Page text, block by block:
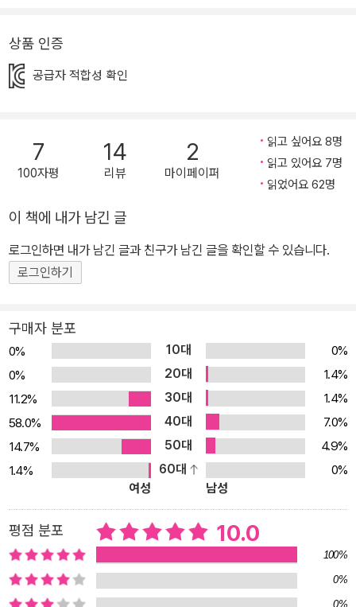
도 없지만, 막야구부 아이들은 야구 모자와 맨주먹만으로 자기들만의
는 야구공을 쏙쏙 잡지도 못하지만, 그래도 창피해하거나 기죽지 않
에 담긴 당차고 활달한 기운을 읽을 수 있다. 교실과 학원에 갇힌 아이
들에게 만루 홈런처럼 시원한 이야기가 되어 줄 작품이다. 나를 위해,
야구부 아이들은 예상치 못한 난관에 부딪힌다. 야구부 감독이 방과
서 쫓아내려 하는 것이다. 감독은 아이들을 어르기도 하고 학교를 대
표하는 야구부를 위해 운동장을 ‘양보’하라고 강요하기도 한다. 아이
기도 한다. 막야구부 아이들은 기발한 방법을 찾아내서 운동장을 지
키려 애쓴다. 아이들과 운동장 사이를 가로막고 있는 벽은 비단 야구
부 감독만이 아니다. 아이들에게는 학교가 끝나자마자 달려가야 하는
학원이 많고, 밤늦게까지 해야 할 숙제가 있고, 금방금방 돌아오는 시
험도 있다. 진형민 작가는 상황에 대한 비판 대신, 아이들이 잠깐이라
도 짬을 내어 운동장에서 뛰어노는 모습을 보여 준다. 학원 가기 전이
나 학원에 갔다 온 후, 또는 시험이 끝나고 운동장에서 숨이 차도록 신
나게 뛰어노는 장면을 보면 우리 시대 아이들에게 진정으로 필요한
은 아이들이 모두 운동장에서 만났다는 사실입니다. 처음에 어떤 마
음으로 찾아왔든 서로 개의치 않고 여기 운동장에서 머리를 모아 문
제를 풀고, 어울려 뛰어놀고, 정정당당하게 시합을 한 기억을 나누어
가졌다는 사실입니다. 언제가 그 기억들이 우리로 하여금 더 나은 선
상품 인증
공급자 적합성 확인
7
100자평
14
리뷰
2
마이페이퍼
읽고 싶어요 8명
읽고 있어요 7명
읽었어요 62명
이 책에 내가 남긴 글
로그인하면 내가 남긴 글과 친구가 남긴 글을 확인할 수 있습니다.
로그인하기
구매자 분포
0% 10대
0%
0%
20대
1.4%
11.2%
30대
1.4%
58.0%
40대
7.0%
14.7%
50대
4.9%
1.4%
60대
0%
여성
남성
평점 분포 10.0
100%
0%
0%